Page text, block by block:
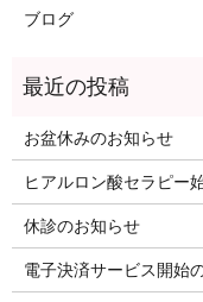
ブログ
お盆休みのお知らせ
ヒアルロン酸セラピー
休診のお知らせ
電子決済サービス開始